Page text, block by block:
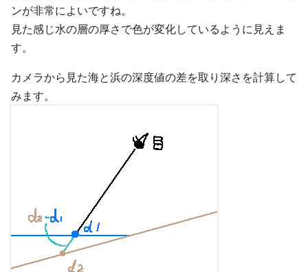
ンが非常によいですね。
見た感じ水の層の厚さで色が変化しているように見えま
す。
カメラから見た海と浜の深度値の差を取り深さを計算して
みます。